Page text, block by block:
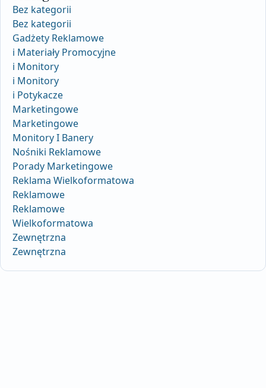
Bez kategorii
Bez kategorii
Gadżety Reklamowe
i Materiały Promocyjne
i Monitory
i Monitory
i Potykacze
Marketingowe
Marketingowe
Monitory I Banery
Nośniki Reklamowe
Porady Marketingowe
Reklama Wielkoformatowa
Reklamowe
Reklamowe
Wielkoformatowa
Zewnętrzna
Zewnętrzna